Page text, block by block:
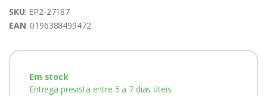
SKU: EP2-27187
EAN: 0196388499472
Em stock
Entrega prevista entre 5 a 7 dias úteis